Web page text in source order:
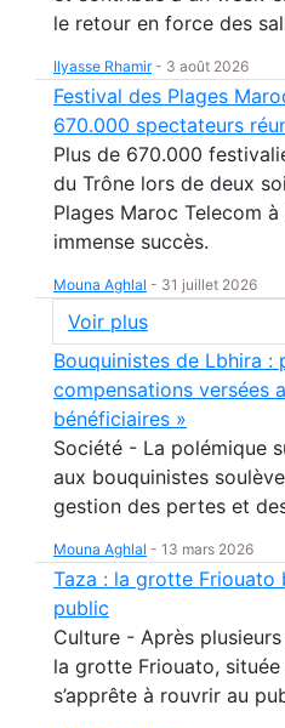
le retour en force des
Ilyasse Rhamir- 3 août 2026
Festival des Plages
670.000 spectateurs
Plus de 670.000
du Trône lors de deux
Plages Maroc Telecom
immense succès.
Mouna Aghlal - 31 juillet 2026
Voir plus
Bouquinistes de Lbhira :
compensations versées
bénéficiaires »
Société - La polémique
aux bouquinistes
gestion des pertes et
Mouna Aghlal - 13 mars 2026
Taza : la grotte
public
Culture - Après
la grotte Friouato, située
s’apprête à rouvrir au